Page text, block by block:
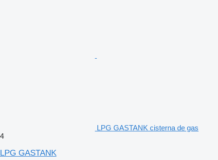
LPG GASTANK cisterna de gas
4
LPG GASTANK